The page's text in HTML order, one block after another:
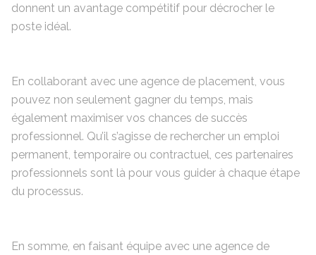
donnent un avantage compétitif pour décrocher le
poste idéal.
En collaborant avec une agence de placement, vous
pouvez non seulement gagner du temps, mais
également maximiser vos chances de succès
professionnel. Qu’il s’agisse de rechercher un emploi
permanent, temporaire ou contractuel, ces partenaires
professionnels sont là pour vous guider à chaque étape
du processus.
En somme, en faisant équipe avec une agence de